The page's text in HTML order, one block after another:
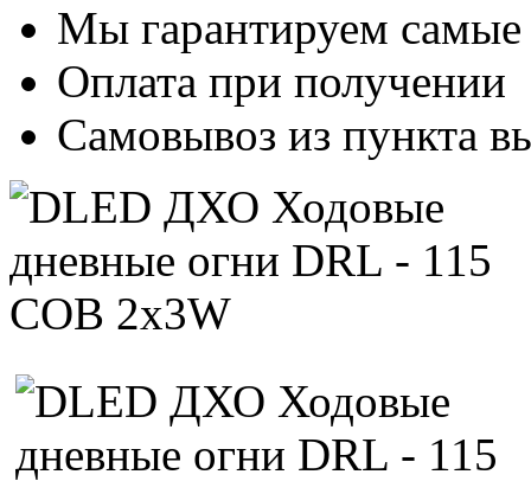
Мы гарантируем
Оплата при получении
Самовывоз из пункта